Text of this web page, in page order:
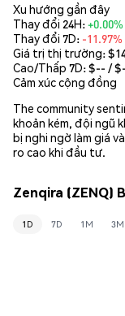
Xu hướng gần đây
Thay đổi 24H:+0.00%
Thay đổi 7D: -11.97%
Giá trị thị trường:
Cao/Thấp 7D: $-- / $
Cảm xúc cộng đồng
The community
khoản kém, đội ngũ
bị nghi ngờ làm giá
ro cao khi đầu tư.
Zenqira (ZENQ)
1D 7D 1M 3M